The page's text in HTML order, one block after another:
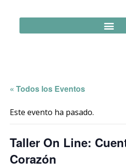
« Todos los Eventos
Este evento ha pasado.
Taller On Line:
Corazón